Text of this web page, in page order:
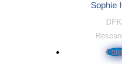
Sophie